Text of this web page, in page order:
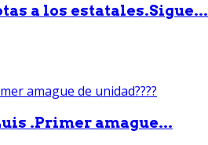
a los estatales.Sigue...
.Primer amague...